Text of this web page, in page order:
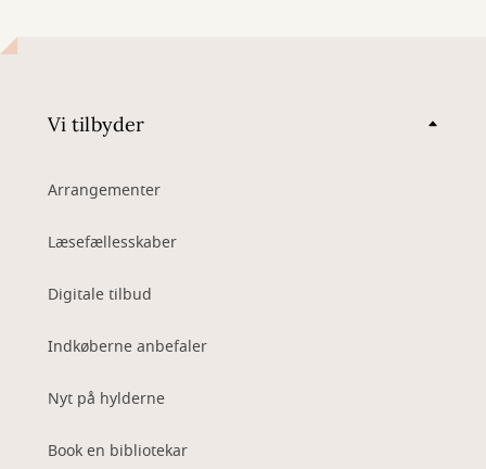
Vi tilbyder
Arrangementer
Læsefællesskaber
Digitale tilbud
Indkøberne anbefaler
Nyt på hylderne
Book en bibliotekar